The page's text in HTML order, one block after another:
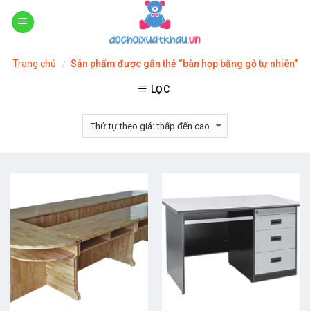
Skip
Trang chủ / Sản phẩm được gắn thẻ “bàn họp bằng gỗ tự nhiên”
LỌC